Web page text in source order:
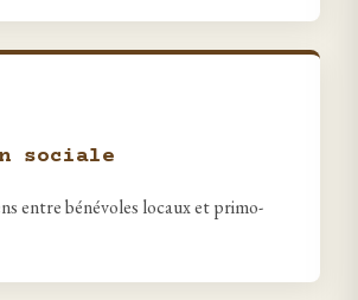
sociale
entre bénévoles locaux et primo-